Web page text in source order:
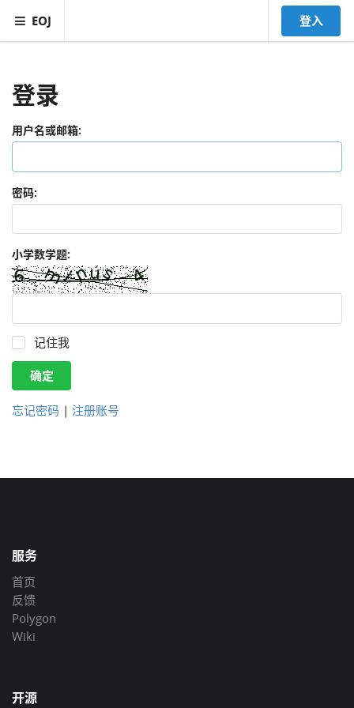
EOJ 登入
登录
用户名或邮箱:
密码:
小学数学题:
记住我
确定
忘记密码 | 注册账号
服务
首页
反馈
Polygon
Wiki
开源